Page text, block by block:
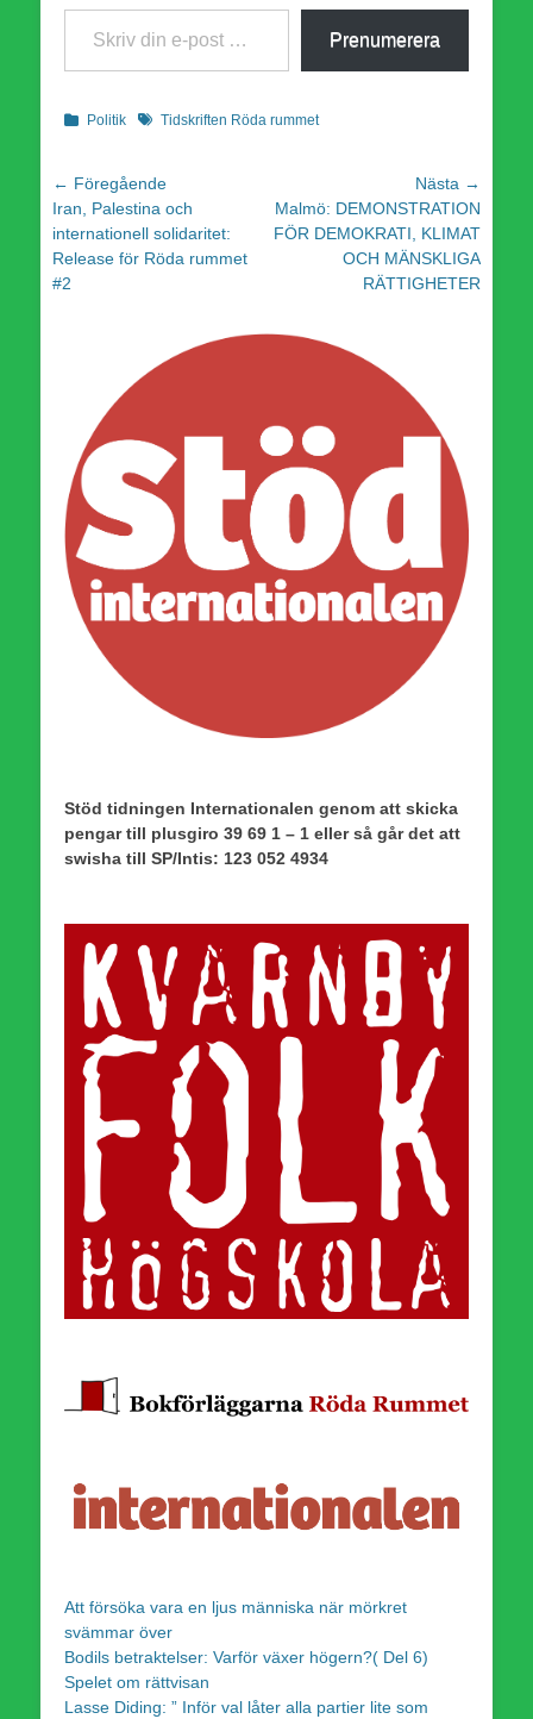
Skriv din e-post …
Prenumerera
Kategorier
Politik Etiketter
Tidskriften Röda rummet
Inläggsnavigering
← Föregående
Föregående
inlägg:
Iran, Palestina och
internationell solidaritet:
Release för Röda rummet
#2
Nästa →
Nästa
inlägg:
Malmö: DEMONSTRATION
FÖR DEMOKRATI, KLIMAT
OCH MÄNSKLIGA
RÄTTIGHETER
Stöd tidningen Internationalen genom att skicka
pengar till plusgiro 39 69 1 – 1 eller så går det att
swisha till SP/Intis: 123 052 4934
Att försöka vara en ljus människa när mörkret
svämmar över
Bodils betraktelser: Varför växer högern?( Del 6)
Spelet om rättvisan
Lasse Diding: ” Inför val låter alla partier lite som